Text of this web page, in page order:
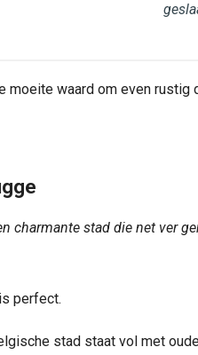
moeite waard om even rustig
charmante stad die net ver
perfect.
stad staat vol met